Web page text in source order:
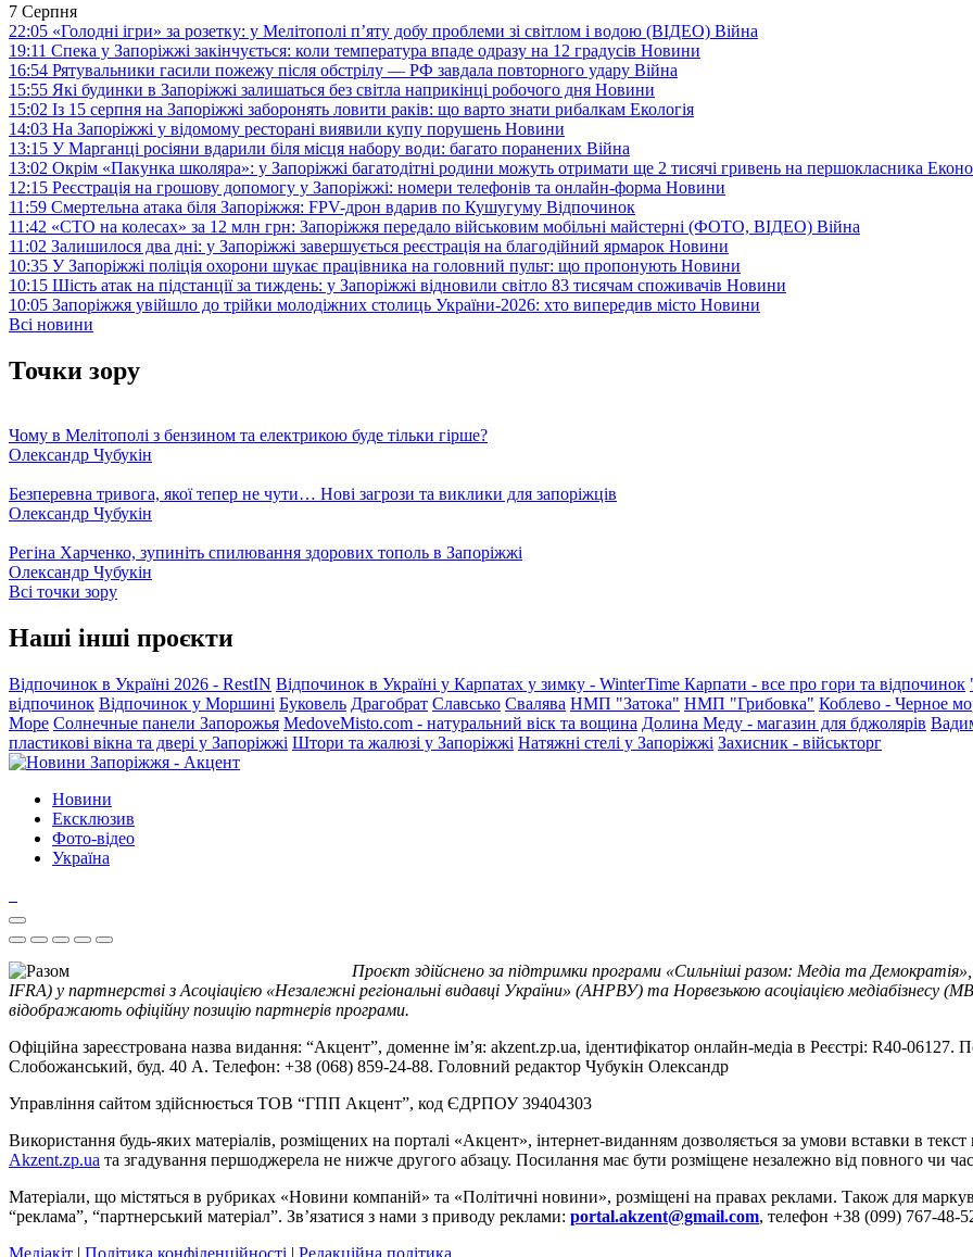
7 Серпня
22:05 «Голодні ігри» за розетку: у Мелітополі п’яту добу проблеми зі світлом і водою (ВІДЕО) Війна
19:11 Спека у Запоріжжі закінчується: коли температура впаде одразу на 12 градусів Новини
16:54 Рятувальники гасили пожежу після обстрілу — РФ завдала повторного удару Війна
15:55 Які будинки в Запоріжжі залишаться без світла наприкінці робочого дня Новини
15:02 Із 15 серпня на Запоріжжі заборонять ловити раків: що варто знати рибалкам Екологія
14:03 На Запоріжжі у відомому ресторані виявили купу порушень Новини
13:15 У Марганці росіяни вдарили біля місця набору води: багато поранених Війна
13:02 Окрім «Пакунка школяра»: у Запоріжжі багатодітні родини можуть отримати ще 2 тисячі гривень на першокласника
12:15 Реєстрація на грошову допомогу у Запоріжжі: номери телефонів та онлайн-форма Новини
11:59 Смертельна атака біля Запоріжжя: FPV-дрон вдарив по Кушугуму Відпочинок
11:42 «СТО на колесах» за 12 млн грн: Запоріжжя передало військовим мобільні майстерні (ФОТО, ВІДЕО) Війна
11:02 Залишилося два дні: у Запоріжжі завершується реєстрація на благодійний ярмарок Новини
10:35 У Запоріжжі поліція охорони шукає працівника на головний пульт: що пропонують Новини
10:15 Шість атак на підстанції за тиждень: у Запоріжжі відновили світло 83 тисячам споживачів Новини
10:05 Запоріжжя увійшло до трійки молодіжних столиць України-2026: хто випередив місто Новини
Всі новини
Точки зору
Чому в Мелітополі з бензином та електрикою буде тільки гірше?
Олександр Чубукін
Безперевна тривога, якої тепер не чути… Нові загрози та виклики для запоріжців
Олександр Чубукін
Регіна Харченко, зупиніть спилювання здорових тополь в Запоріжжі
Олександр Чубукін
Всі точки зору
Наші інші проєкти
Відпочинок в Україні 2026 - RestIN Відпочинок в Україні у Карпатах у зимку - WinterTime Карпати - все про гори та відпочинок
відпочинок Відпочинок у Моршині Буковель Драгобрат Славсько Свалява НМП "Затока" НМП "Грибовка" Коблево - Черное
Море Солнечные панели Запорожья MedoveMisto.com - натуральний віск та вощина Долина Меду - магазин для бджолярів
пластикові вікна та двері у Запоріжжі Штори та жалюзі у Запоріжжі Натяжні стелі у Запоріжжі Захисник - військторг
Новини
Ексклюзив
Фото-відео
Україна
Проєкт здійснено за підтримки програми «Сильніші разом: Медіа та
IFRA) у партнерстві з Асоціацією «Незалежні регіональні видавці України» (АНРВУ) та Норвезькою асоціацією медіабізнесу
відображають офіційну позицію партнерів програми.
Офіційна зареєстрована назва видання: “Акцент”, доменне ім’я: akzent.zp.ua, ідентифікатор онлайн-медіа в Реєстрі: R40-
Слобожанський, буд. 40 А. Телефон: +38 (068) 859-24-88. Головний редактор Чубукін Олександр
Управління сайтом здійснюється ТОВ “ГПП Акцент”, код ЄДРПОУ 39404303
Використання будь-яких матеріалів, розміщених на порталі «Акцент», інтернет-виданням дозволяється за умови вставки в
Akzent.zp.ua та згадування першоджерела не нижче другого абзацу. Посилання має бути розміщене незалежно від повного чи
Матеріали, що містяться в рубриках «Новини компаній» та «Політичні новини», розміщені на правах реклами. Також для
“реклама”, “партнерський матеріал”. Зв’язатися з нами з приводу реклами: portal.akzent@gmail.com, телефон +38 (099) 767-48-